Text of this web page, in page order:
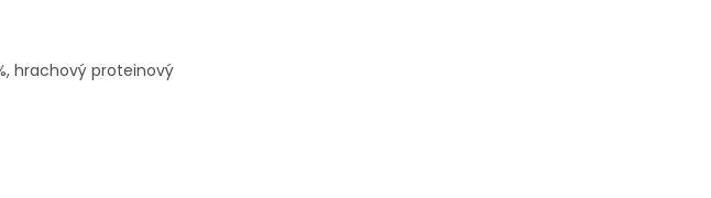
hrachový proteinový